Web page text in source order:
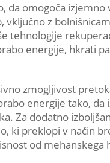
da omogoča
z
tehnologije
energije, hkrati
zmogljivost
energije tako,
Za dodatno
ki preklopi v način
od mehanskega